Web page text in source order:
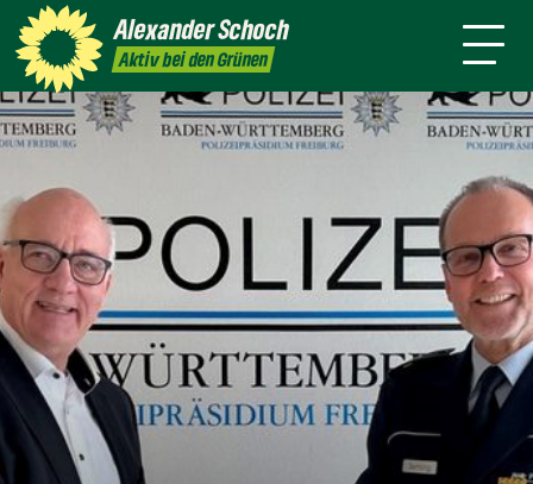
AlexanderSchoch
Aktiv bei den Grünen
Pressemitteilungen
danach